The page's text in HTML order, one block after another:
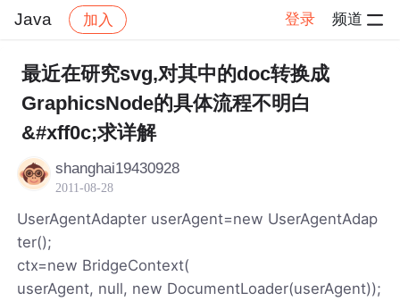
Java 加入 登录 频道
社区 Java 帖子详情
最近在研究svg,对其中的doc转换成
GraphicsNode的具体流程不明白
&#xff0c;求详解
shanghai19430928
2011-08-28
UserAgentAdapter userAgent=new UserAgentAdap
ter();
ctx=new BridgeContext(
userAgent, null, new DocumentLoader(userAgent));